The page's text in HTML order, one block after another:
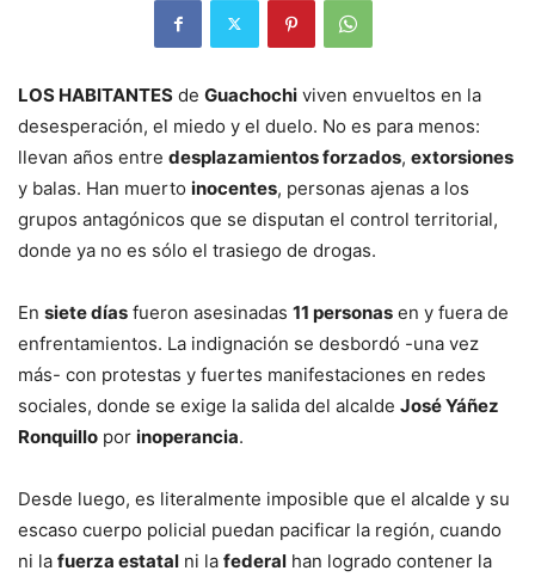
LOS HABITANTES de Guachochi viven envueltos en la
desesperación, el miedo y el duelo. No es para menos:
llevan años entre desplazamientos forzados, extorsiones
y balas. Han muerto inocentes, personas ajenas a los
grupos antagónicos que se disputan el control territorial,
donde ya no es sólo el trasiego de drogas.
En siete días fueron asesinadas 11 personas en y fuera de
enfrentamientos. La indignación se desbordó -una vez
más- con protestas y fuertes manifestaciones en redes
sociales, donde se exige la salida del alcalde José Yáñez
Ronquillo por inoperancia.
Desde luego, es literalmente imposible que el alcalde y su
escaso cuerpo policial puedan pacificar la región, cuando
ni la fuerza estatal ni la federal han logrado contener la